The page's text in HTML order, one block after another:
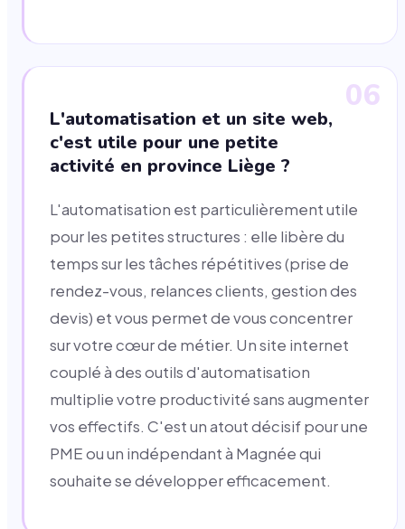
06
L'automatisation et un site web,
c'est utile pour une petite
activité en province Liège ?
L'automatisation est particulièrement utile
pour les petites structures : elle libère du
temps sur les tâches répétitives (prise de
rendez-vous, relances clients, gestion des
devis) et vous permet de vous concentrer
sur votre cœur de métier. Un site internet
couplé à des outils d'automatisation
multiplie votre productivité sans augmenter
vos effectifs. C'est un atout décisif pour une
PME ou un indépendant à Magnée qui
souhaite se développer efficacement.